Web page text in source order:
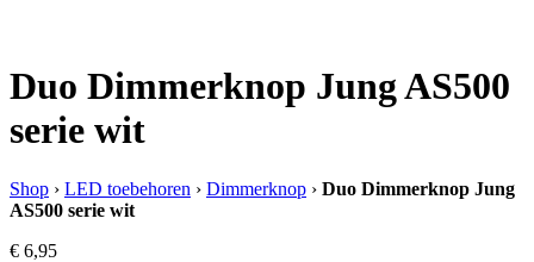
Duo Dimmerknop Jung AS500
serie wit
Shop › LED toebehoren › Dimmerknop › Duo Dimmerknop Jung
AS500 serie wit
€ 6,95